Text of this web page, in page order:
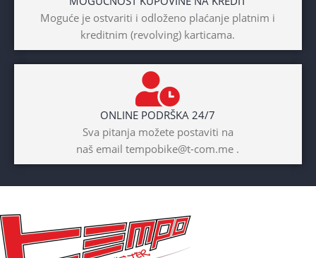
BICIKLI-TIP RAMA
Prednji amotrizer
BICIKLI-KOČNICE
Disk mehanički
Moguće je ostvariti i odloženo plaćanje platnim i
kreditnim (revolving) karticama.
ONLINE PODRŠKA 24/7
Sva pitanja možete postaviti na
naš email tempobike@t-com.me .